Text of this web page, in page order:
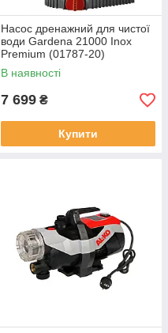
Насос дренажний для чистої
води Gardena 21000 Inox
Premium (01787-20)
В наявності
7 699 ₴
Купити